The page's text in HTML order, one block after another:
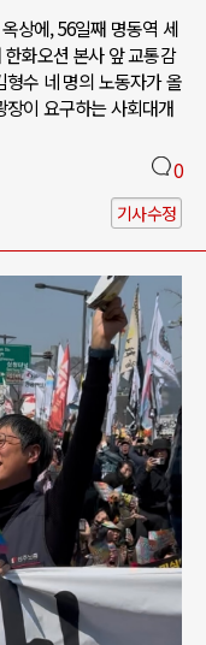
상에, 56일째 명동역 세
화오션 본사 앞 교통감
수 네 명의 노동자가 올
장이 요구하는 사회대개
0
기사수정